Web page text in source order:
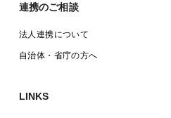
連携のご相談
法人連携について
自治体・省庁の方へ
LINKS